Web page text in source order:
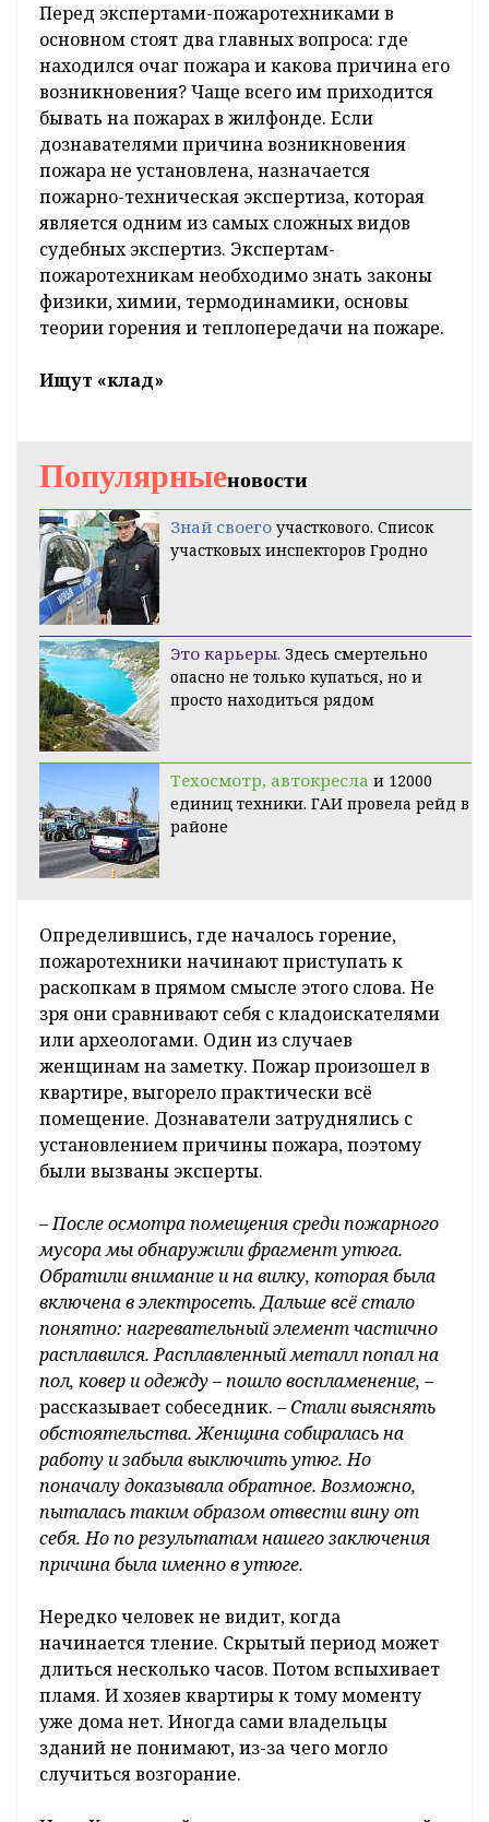
Перед экспертами-пожаротехниками в
основном стоят два главных вопроса: где
находился очаг пожара и какова причина его
возникновения? Чаще всего им приходится
бывать на пожарах в жилфонде. Если
дознавателями причина возникновения
пожара не установлена, назначается
пожарно-техническая экспертиза, которая
является одним из самых сложных видов
судебных экспертиз. Экспертам-
пожаротехникам необходимо знать законы
физики, химии, термодинамики, основы
теории горения и теплопередачи на пожаре.
Ищут «клад»
Популярныеновости
Знай своего участкового. Список
участковых инспекторов Гродно
Это карьеры. Здесь смертельно
опасно не только купаться, но и
просто находиться рядом
Техосмотр, автокресла и 12000
единиц техники. ГАИ провела рейд в
районе
Определившись, где началось горение,
пожаротехники начинают приступать к
раскопкам в прямом смысле этого слова. Не
зря они сравнивают себя с кладоискателями
или археологами. Один из случаев
женщинам на заметку. Пожар произошел в
квартире, выгорело практически всё
помещение. Дознаватели затруднялись с
установлением причины пожара, поэтому
были вызваны эксперты.
– После осмотра помещения среди пожарного
мусора мы обнаружили фрагмент утюга.
Обратили внимание и на вилку, которая была
включена в электросеть. Дальше всё стало
понятно: нагревательный элемент частично
расплавился. Расплавленный металл попал на
пол, ковер и одежду – пошло воспламенение, –
рассказывает собеседник. – Стали выяснять
обстоятельства. Женщина собиралась на
работу и забыла выключить утюг. Но
поначалу доказывала обратное. Возможно,
пыталась таким образом отвести вину от
себя. Но по результатам нашего заключения
причина была именно в утюге.
Нередко человек не видит, когда
начинается тление. Скрытый период может
длиться несколько часов. Потом вспыхивает
пламя. И хозяев квартиры к тому моменту
уже дома нет. Иногда сами владельцы
зданий не понимают, из-за чего могло
случиться возгорание.